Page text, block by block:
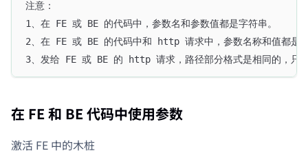
注意：
1、在 FE 或 BE 的代码中，参数名和参数值都是字符串。
2、在 FE 或 BE 的代码中和 http 请求中，参数名称和值都是
3、发给 FE 或 BE 的 http 请求，路径部分格式是相同的，只
在 FE 和 BE 代码中使用参数
激活 FE 中的木桩